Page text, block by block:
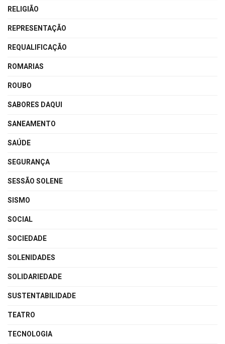
RELIGIÃO
REPRESENTAÇÃO
REQUALIFICAÇÃO
ROMARIAS
ROUBO
SABORES DAQUI
SANEAMENTO
SAÚDE
SEGURANÇA
SESSÃO SOLENE
SISMO
SOCIAL
SOCIEDADE
SOLENIDADES
SOLIDARIEDADE
SUSTENTABILIDADE
TEATRO
TECNOLOGIA